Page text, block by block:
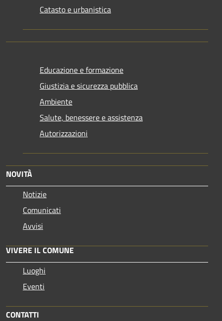
Catasto e urbanistica
Educazione e formazione
Giustizia e sicurezza pubblica
Ambiente
Salute, benessere e assistenza
Autorizzazioni
NOVITÀ
Notizie
Comunicati
Avvisi
VIVERE IL COMUNE
Luoghi
Eventi
CONTATTI